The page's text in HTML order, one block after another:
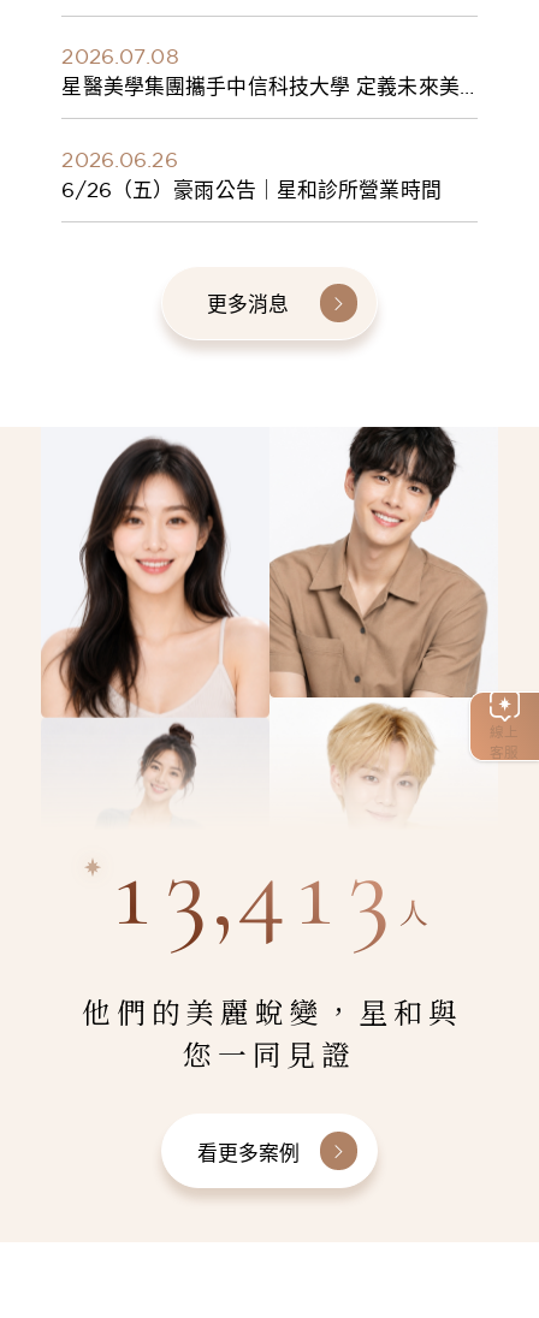
線上
客服
入劑」台灣獨家總代理
2026.07.08
星醫美學集團攜手中信科技大學 定義未來美
學人才新標準 建構健康美學產學共育模式 串
2026.06.26
6/26（五）豪雨公告｜星和診所營業時間
更多消息
13,413 人
他們的美麗蛻變，星和與
您一同見證
看更多案例